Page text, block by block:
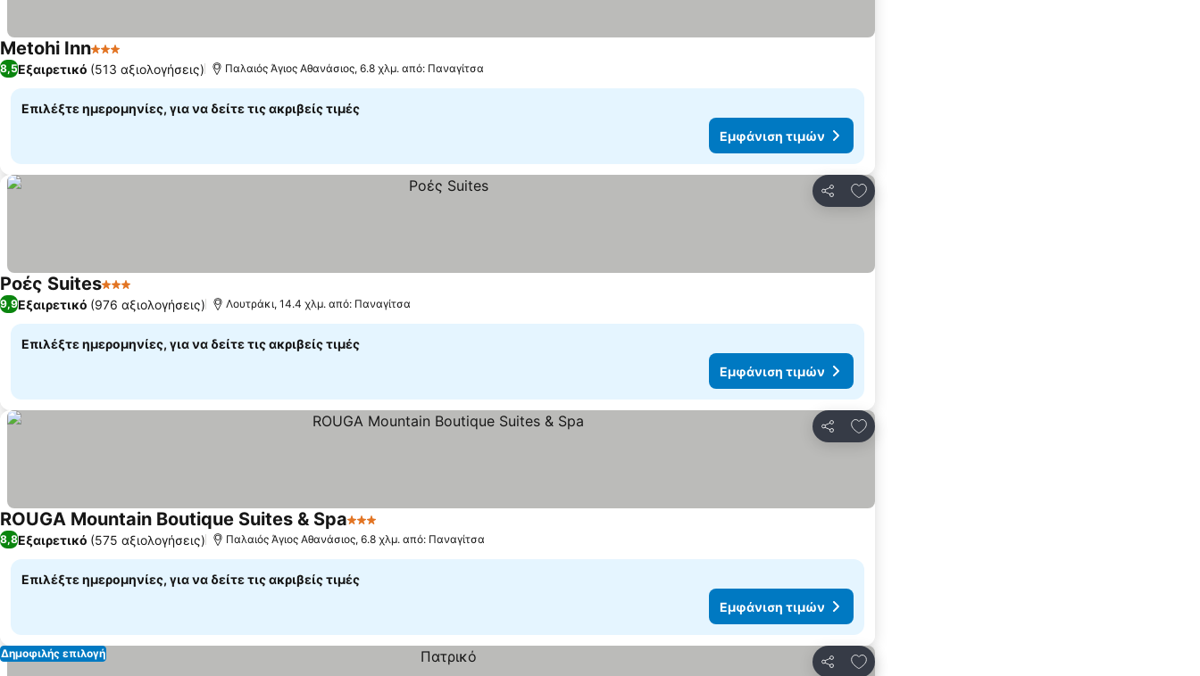
Metohi Inn3 ΑστέριαΕμφάνιση τιμών
8,5Εξαιρετικό (513 αξιολογήσεις) Παλαιός Άγιος Αθανάσιος, 6.8 χλμ. από: Παναγίτσα
Επιλέξτε ημερομηνίες, για να δείτε τις ακριβείς τιμές
Εμφάνιση τιμών
Κοινοποίηση
Προσθήκη στα αγαπημένα
Ροές Suites3 ΑστέριαΕμφάνιση τιμών
9,9Εξαιρετικό (976 αξιολογήσεις) Λουτράκι, 14.4 χλμ. από: Παναγίτσα
Επιλέξτε ημερομηνίες, για να δείτε τις ακριβείς τιμές
Εμφάνιση τιμών
Κοινοποίηση
Προσθήκη στα αγαπημένα
ROUGA Mountain Boutique Suites & Spa3 Αστέρια
8,8Εξαιρετικό (575 αξιολογήσεις) Παλαιός Άγιος Αθανάσιος, 6.8 χλμ. από: Παναγίτσα
Επιλέξτε ημερομηνίες, για να δείτε τις ακριβείς τιμές
Εμφάνιση τιμών
Κοινοποίηση
Προσθήκη στα αγαπημένα
Δημοφιλής επιλογή